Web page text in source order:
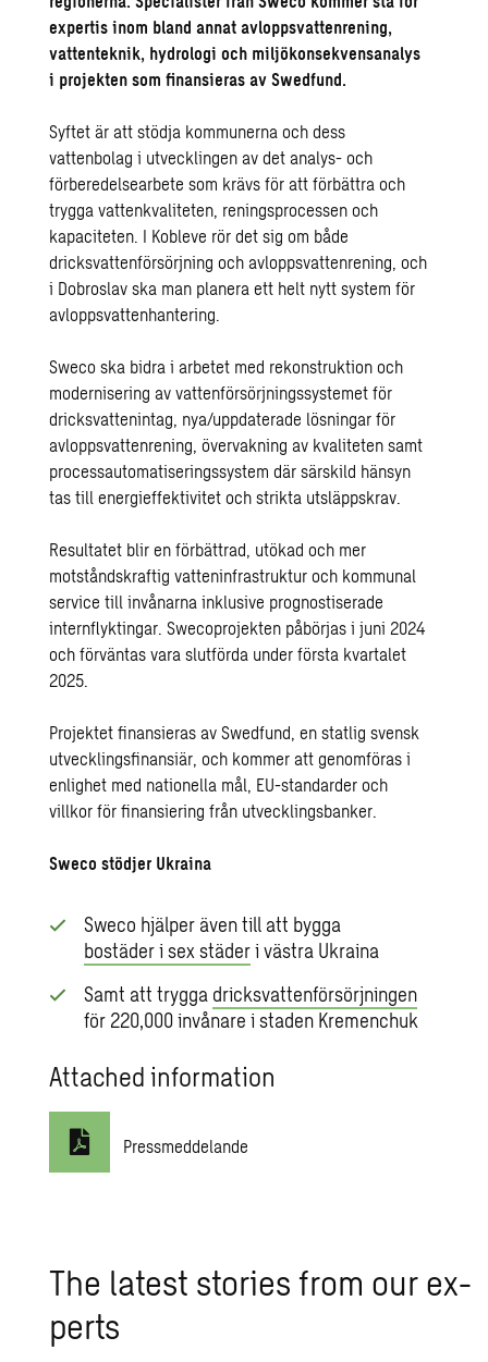
expertis inom bland annat avloppsvattenrening,
vattenteknik, hydrologi och miljökonsekvensanalys
i projekten som finansieras av Swedfund.
Syftet är att stödja kommunerna och dess
vattenbolag i utvecklingen av det analys- och
förberedelsearbete som krävs för att förbättra och
trygga vattenkvaliteten, reningsprocessen och
kapaciteten. I Kobleve rör det sig om både
dricksvattenförsörjning och avloppsvattenrening, och
i Dobroslav ska man planera ett helt nytt system för
avloppsvattenhantering.
Sweco ska bidra i arbetet med rekonstruktion och
modernisering av vattenförsörjningssystemet för
dricksvattenintag, nya/uppdaterade lösningar för
avloppsvattenrening, övervakning av kvaliteten samt
processautomatiseringssystem där särskild hänsyn
tas till energieffektivitet och strikta utsläppskrav.
Resultatet blir en förbättrad, utökad och mer
motståndskraftig vatteninfrastruktur och kommunal
service till invånarna inklusive prognostiserade
internflyktingar. Swecoprojekten påbörjas i juni 2024
och förväntas vara slutförda under första kvartalet
2025.
Projektet finansieras av Swedfund, en statlig svensk
utvecklingsfinansiär, och kommer att genomföras i
enlighet med nationella mål, EU-standarder och
villkor för finansiering från utvecklingsbanker.
Sweco stödjer Ukraina
Sweco hjälper även till att bygga
bostäder i sex städeri västra Ukraina
Samt att trygga dricksvattenförsörjningen
för 220,000 invånare i staden Kremenchuk
Attached information
Pressmeddelande
The lat­est sto­ries from our ex­
perts